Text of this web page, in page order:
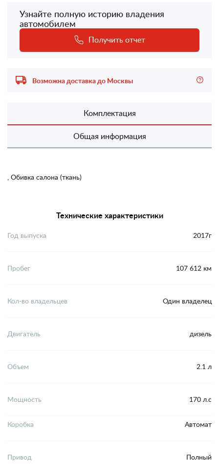
Узнайте полную историю владения
автомобилем
Получить отчет
Возможна доставка до Москвы
Комплектация
Общая информация
, Обивка салона (ткань)
Технические характеристики
Год выпуска 2017г
Пробег 107 612 км
Кол-во владельцев Один владелец
Двигатель дизель
Объем 2.1 л
Мощность 170 л.с
Коробка Автомат
Привод Полный